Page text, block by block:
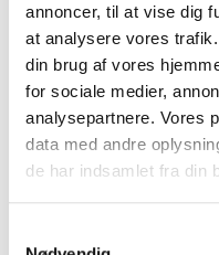
annoncer, til at vise dig
at analysere vores
din brug af vores
for sociale medier,
analysepartnere. Vores
data med andre
de har indsamlet fra din
Murimprægnering alene
facade. Her er nogle
sikre optimal beskyttelse:
Facaderens:Før
grundigt for at fjerne
stoffer. Dette sikrer, at
ind i murværket.
Algebehandling
Efter